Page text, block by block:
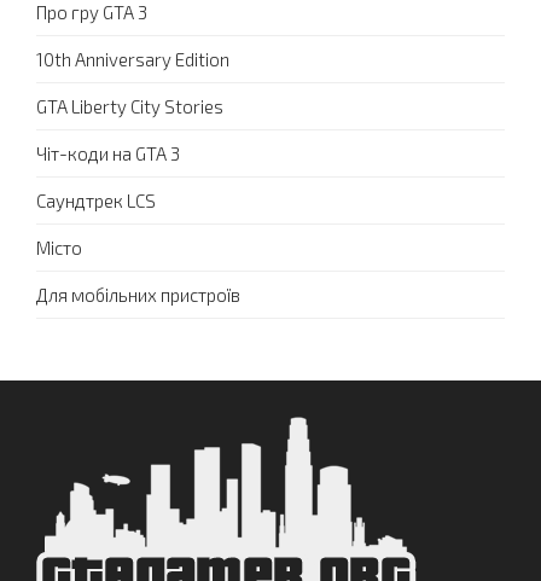
Про гру GTA 3
10th Anniversary Edition
GTA Liberty City Stories
Чіт-коди на GTA 3
Саундтрек LCS
Місто
Для мобільних пристроїв